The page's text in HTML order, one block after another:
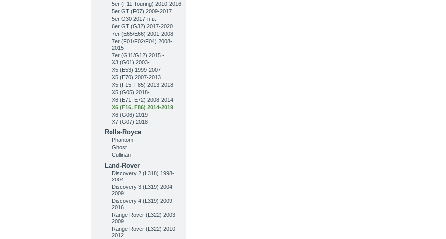
5er (F11 Touring) 2010-2016
5er GT (F07) 2009-2017
5er G30 2017-н.в.
6er GT (G32) 2017-2020
7er (E65/E66) 2001-2008
7er (F01/F02/F04) 2008-
2015
7er (G11/G12) 2015 -
X3 (G01) 2003-
X5 (E53) 1999-2007
X5 (E70) 2007-2013
X5 (F15, F85) 2013-2018
X5 (G05) 2018-
X6 (E71, E72) 2008-2014
X6 (F16, F86) 2014-2019
X6 (G06) 2019-
X7 (G07) 2018-
Rolls-Royce
Phantom
Ghost
Cullinan
Land-Rover
Discovery 2 (L318) 1998-
2004
Discovery 3 (L319) 2004-
2009
Discovery 4 (L319) 2009-
2016
Range Rover (L322) 2003-
2009
Range Rover (L322) 2010-
2012